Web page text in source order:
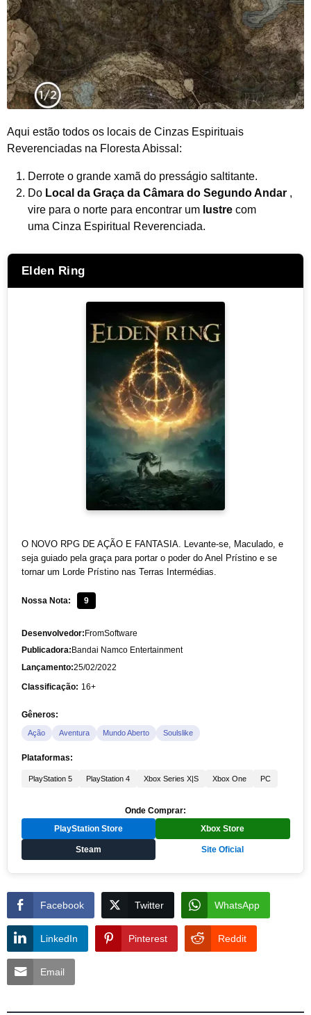
Aqui estão todos os locais de Cinzas Espirituais
Reverenciadas na Floresta Abissal:
Derrote o grande xamã do presságio saltitante.
Do Local da Graça da Câmara do Segundo Andar ,
vire para o norte para encontrar um lustre com
uma Cinza Espiritual Reverenciada.
Elden Ring
O NOVO RPG DE AÇÃO E FANTASIA. Levante-se, Maculado, e
seja guiado pela graça para portar o poder do Anel Prístino e se
tornar um Lorde Prístino nas Terras Intermédias.
Nossa Nota: 9
Desenvolvedor:FromSoftware
Publicadora: Bandai Namco Entertainment
Lançamento:25/02/2022
Classificação: 16+
Gêneros:
Ação Aventura Mundo Aberto Soulslike
Plataformas:
PlayStation 5 PlayStation 4 Xbox Series X|S Xbox One PC
Onde Comprar:
PlayStation Store Xbox Store
Steam Site Oficial
Facebook Twitter WhatsApp
LinkedIn Pinterest Reddit
Email